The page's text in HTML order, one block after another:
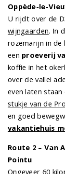
Oppède-le-
U rijdt over de
wijngaarden. In
rozemarijn in de
een proeverij
koffie in het
over de vallei
even laten
stukje van de
en goed
vakantiehuis
Route 2 – Van
Pointu
Ongeveer 60